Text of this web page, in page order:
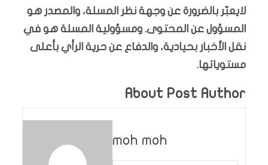
لايعبّر بالضرورة عن وجهة نظر المسلة، والمصدر هو
المسؤول عن المحتوى. ومسؤولية المسلة هو في
نقل الأخبار بحيادية، والدفاع عن حرية الرأي بأعلى
مستوياتها.
About Post Author
moh moh